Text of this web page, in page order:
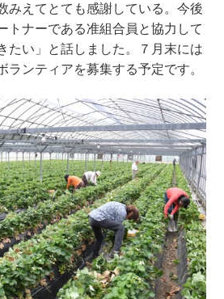
みえてとても感謝している。今後
トナーである准組合員と協力して
たい」と話しました。７月末には
ランティアを募集する予定です。